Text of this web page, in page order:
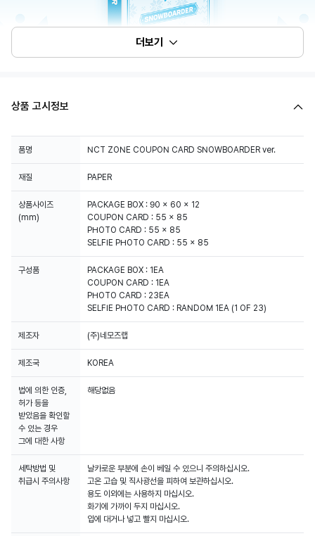
더보기
상품 고시정보
품명 NCT ZONE COUPON CARD SNOWBOARDER ver.
재질 PAPER
상품사이즈
(mm)
PACKAGE BOX : 90 x 60 x 12
COUPON CARD : 55 x 85
PHOTO CARD : 55 x 85
SELFIE PHOTO CARD : 55 x 85
구성품
PACKAGE BOX : 1EA
COUPON CARD : 1EA
PHOTO CARD : 23EA
SELFIE PHOTO CARD : RANDOM 1EA (1 OF 23)
제조자 (주)네모즈랩
제조국 KOREA
법에 의한 인증,
허가 등을
받았음을 확인할
수 있는 경우
그에 대한 사항
해당없음
세탁방법 및
취급시 주의사항
날카로운 부분에 손이 베일 수 있으니 주의하십시오.
고온 고습 및 직사광선을 피하여 보관하십시오.
용도 이외에는 사용하지 마십시오.
화기에 가까이 두지 마십시오.
입에 대거나 넣고 빨지 마십시오.